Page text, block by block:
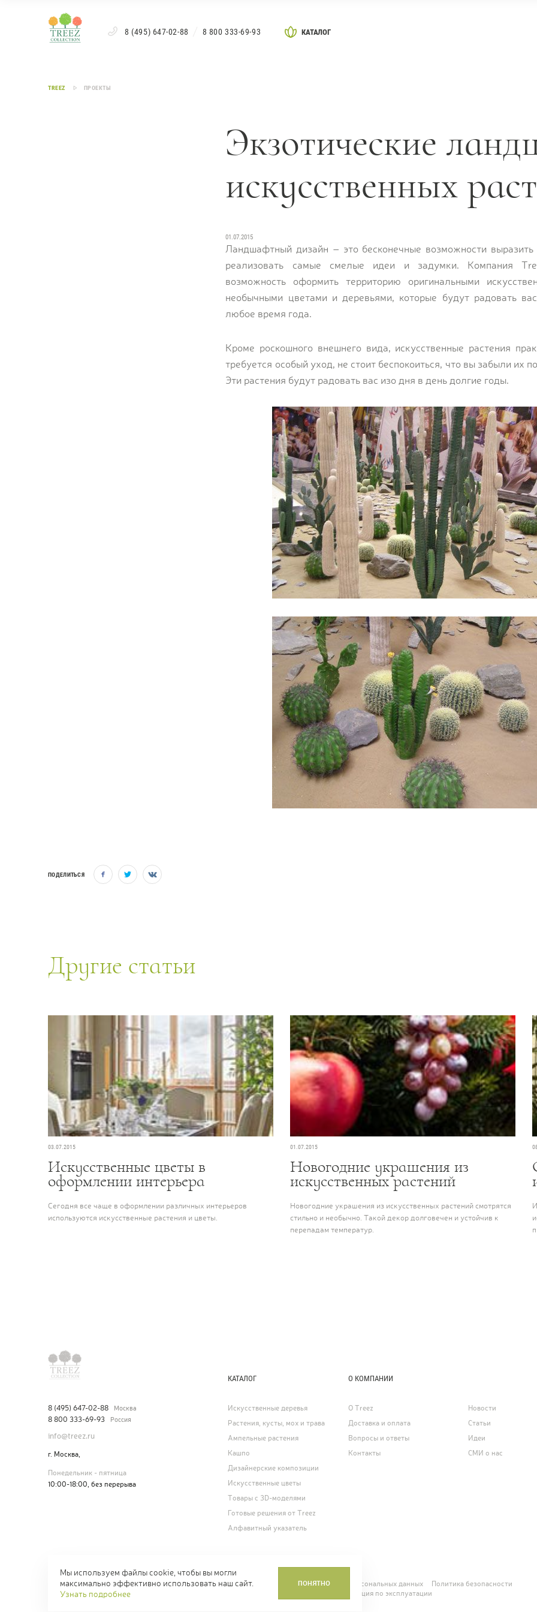
8 (495) 647-02-88 8 800 333-69-93 КАТАЛОГ
TREEZ ПРОЕКТЫ
Экзотические
искусственных
01.07.2015
Ландшафтный дизайн – это бесконечные возможности выразить
реализовать самые смелые идеи и задумки. Компания
возможность оформить территорию оригинальными
необычными цветами и деревьями, которые будут радовать
любое время года.
Кроме роскошного внешнего вида, искусственные растения
требуется особый уход, не стоит беспокоиться, что вы забыли их
Эти растения будут радовать вас изо дня в день долгие годы.
ПОДЕЛИТЬСЯ
Другие статьи
03.07.2015
Искусственные цветы в
оформлении интерьера
Сегодня все чаще в оформлении различных интерьеров
используются искусственные растения и цветы.
01.07.2015
Новогодние украшения из
искусственных растений
Новогодние украшения из искусственных растений смотрятся
стильно и необычно. Такой декор долговечен и устойчив к
перепадам температур.
8 (495) 647-02-88 Москва
8 800 333-69-93 Россия
info@treez.ru
г. Москва,
Понедельник - пятница
10:00-18:00, без перерыва
КАТАЛОГ
Искусственные деревья
Растения, кусты, мох и трава
Ампельные растения
Кашпо
Дизайнерские композиции
Искусственные цветы
Товары с 3D-моделями
Готовые решения от Treez
Алфавитный указатель
О КОМПАНИИ
О Treez
Доставка и оплата
Вопросы и ответы
Контакты
Новости
Статьи
Идеи
СМИ о нас
© Treez Collection.
Искусственные цветы и деревья. 2005—2026
Карта сайта Положение о защите персональных данных
Политика безопасности
Инструкция по эксплуатации
Мы используем файлы cookie, чтобы вы могли
максимально эффективно использовать наш сайт.
Узнать подробнее
ПОНЯТНО